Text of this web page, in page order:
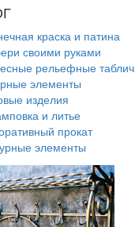
краска и патина
своими руками
рельефные
элементы
изделия
и литье
прокат
элементы